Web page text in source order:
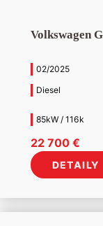
Volkswagen
02/2025
Diesel
85kW / 116k
22 700 €
DETAILY